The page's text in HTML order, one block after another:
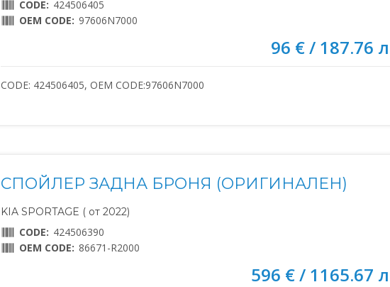
CODE: 424506405
OEM CODE: 97606N7000
96 € / 187.76
CODE: 424506405, OEM CODE:97606N7000
СПОЙЛЕР ЗАДНА БРОНЯ (ОРИГИНАЛЕН)
KIA SPORTAGE ( от 2022)
CODE: 424506390
OEM CODE: 86671-R2000
596 € / 1165.67